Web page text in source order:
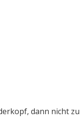
dann nicht zu